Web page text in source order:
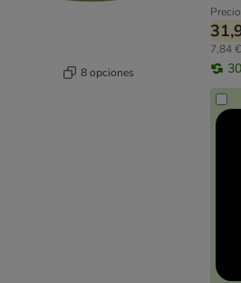
8 opciones
7,84